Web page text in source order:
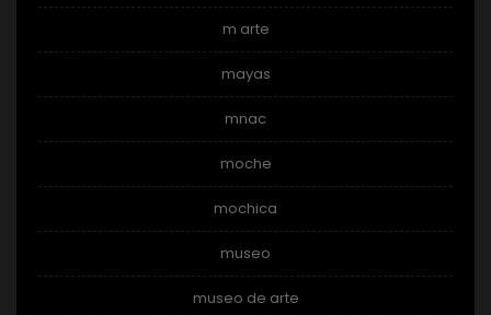
m arte
mayas
mnac
moche
mochica
museo
museo de arte